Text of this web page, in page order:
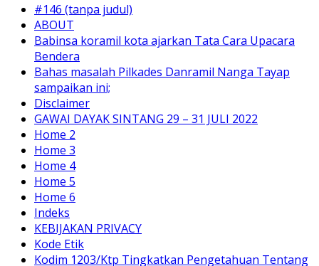
#146 (tanpa judul)
ABOUT
Babinsa koramil kota ajarkan Tata Cara Upacara
Bendera
Bahas masalah Pilkades Danramil Nanga Tayap
sampaikan ini;
Disclaimer
GAWAI DAYAK SINTANG 29 – 31 JULI 2022
Home 2
Home 3
Home 4
Home 5
Home 6
Indeks
KEBIJAKAN PRIVACY
Kode Etik
Kodim 1203/Ktp Tingkatkan Pengetahuan Tentang